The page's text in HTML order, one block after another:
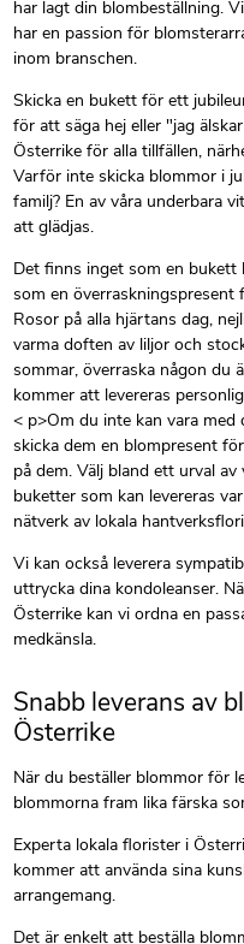
har lagt din blombeställning.
har en passion för
inom branschen.
Skicka en bukett för ett
för att säga hej eller "jag
Österrike för alla tillfällen,
Varför inte skicka blommor i
familj? En av våra underbara
att glädjas.
Det finns inget som en bukett
som en
Rosor på alla hjärtans dag,
varma doften av liljor och
sommar, överraska någon du
kommer att levereras
< p>Om du inte kan vara med
skicka dem en blompresent
på dem. Välj bland ett urval
buketter som kan levereras
nätverk av lokala
Vi kan också leverera
uttrycka dina kondoleanser.
Österrike kan vi ordna en
medkänsla.
Snabb leverans av
Österrike
När du beställer blommor för
blommorna fram lika färska
Experta lokala florister i
kommer att använda sina
arrangemang.
Det är enkelt att beställa